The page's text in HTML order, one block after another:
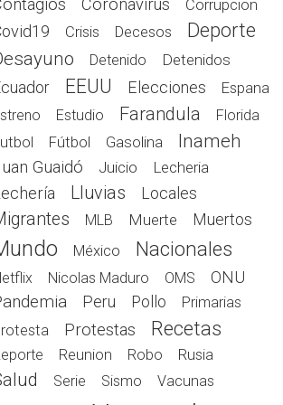
Coronavirus Corrupcion
Crisis Decesos Deporte
Detenido
Detenidos
EEUU Elecciones Espana
Estudio Farandula
Florida
Fútbol Gasolina Inameh
Guaidó Juicio Lecheria
Lluvias Locales
MLB Muerte Muertos
México Nacionales
Nicolas Maduro OMS ONU
Peru Pollo
Primarias
Protestas Recetas
Reunion Robo Rusia
Serie Sismo Vacunas